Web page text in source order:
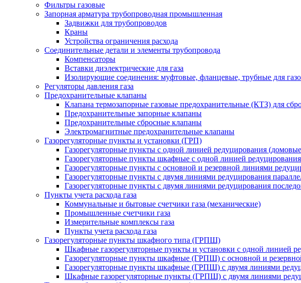
Фильтры газовые
Запорная арматура трубопроводная промышленная
Задвижки для трубопроводов
Краны
Устройства ограничения расхода
Соединительные детали и элементы трубопровода
Компенсаторы
Вставки диэлектрические для газа
Изолирующие соединения: муфтовые, фланцевые, трубные для
Регуляторы давления газа
Предохранительные клапаны
Клапана термозапорные газовые предохранительные (КТЗ) для
Предохранительные запорные клапаны
Предохранительные сбросные клапаны
Электромагнитные предохранительные клапаны
Газорегуляторные пункты и установки (ГРП)
Газорегуляторные пункты с одной линией редуцирования
Газорегуляторные пункты шкафные с одной линией
Газорегуляторные пункты с основной и резервной линиями
Газорегуляторные пункты с двумя линиями редуцирования
Газорегуляторные пункты с двумя линиями редуцирования
Пункты учета расхода газа
Коммунальные и бытовые счетчики газа (механические)
Промышленные счетчики газа
Измерительные комплексы газа
Пункты учета расхода газа
Газорегуляторные пункты шкафного типа (ГРПШ)
Шкафные газорегуляторные пункты и установки c одной линией
Газорегуляторные пункты шкафные (ГРПШ) с основной и
Газорегуляторные пункты шкафные (ГРПШ) с двумя линиями
Шкафные газорегуляторные пункты (ГРПШ) c двумя линиями